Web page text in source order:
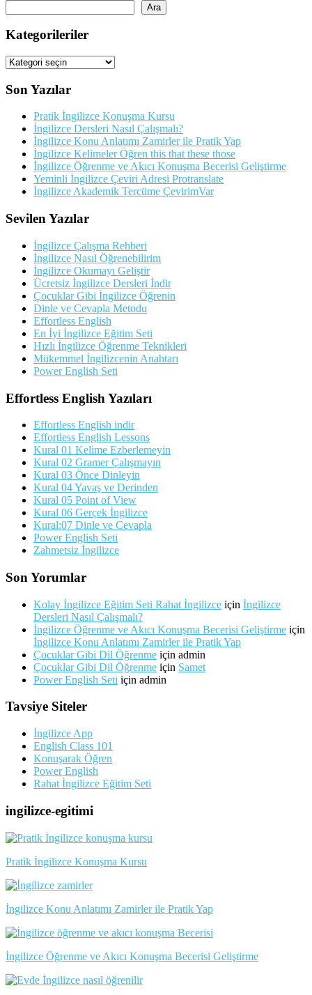
Ara
Kategorileriler
Kategorileriler
Son Yazılar
Pratik İngilizce Konuşma Kursu
İngilizce Dersleri Nasıl Çalışmalı?
İngilizce Konu Anlatımı Zamirler ile Pratik Yap
İngilizce Kelimeler Öğren this that these those
İngilizce Öğrenme ve Akıcı Konuşma Becerisi Geliştirme
Yeminli İngilizce Çeviri Adresi Protranslate
İngilizce Akademik Tercüme ÇevirimVar
Sevilen Yazılar
İngilizce Çalışma Rehberi
İngilizce Nasıl Öğrenebilirim
İngilizce Okumayı Geliştir
Ücretsiz İngilizce Dersleri İndir
Çocuklar Gibi İngilizce Öğrenin
Dinle ve Cevapla Metodu
Effortless English
En İyi İngilizce Eğitim Seti
Hızlı İngilizce Öğrenme Teknikleri
Mükemmel İngilizcenin Anahtarı
Power English Seti
Effortless English Yazıları
Effortless English indir
Effortless English Lessons
Kural 01 Kelime Ezberlemeyin
Kural 02 Gramer Çalışmayın
Kural 03 Önce Dinleyin
Kural 04 Yavaş ve Derinden
Kural 05 Point of View
Kural 06 Gerçek İngilizce
Kural:07 Dinle ve Cevapla
Power English Seti
Zahmetsiz İngilizce
Son Yorumlar
Kolay İngilizce Eğitim Seti Rahat İngilizce için İngilizce
Dersleri Nasıl Çalışmalı?
İngilizce Öğrenme ve Akıcı Konuşma Becerisi Geliştirme için
İngilizce Konu Anlatımı Zamirler ile Pratik Yap
Çocuklar Gibi Dil Öğrenme için admin
Çocuklar Gibi Dil Öğrenme için Samet
Power English Seti için admin
Tavsiye Siteler
İngilizce App
English Class 101
Konuşarak Öğren
Power English
Rahat İngilizce Eğitim Seti
ingilizce-egitimi
Pratik İngilizce Konuşma Kursu
İngilizce Konu Anlatımı Zamirler ile Pratik Yap
İngilizce Öğrenme ve Akıcı Konuşma Becerisi Geliştirme